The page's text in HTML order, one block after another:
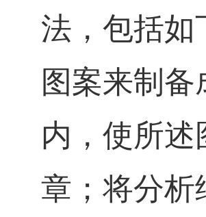
法，包括如
图案来制
内，使所
章；将分析